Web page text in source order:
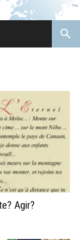
Agir?